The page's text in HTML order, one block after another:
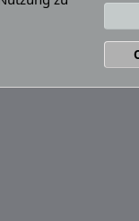
Abfragen 12